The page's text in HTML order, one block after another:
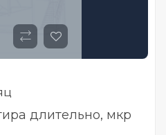
длительно, мкр